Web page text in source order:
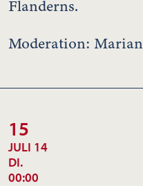
Flanderns.
Moderation:
15
JULI 14
DI.
00:00